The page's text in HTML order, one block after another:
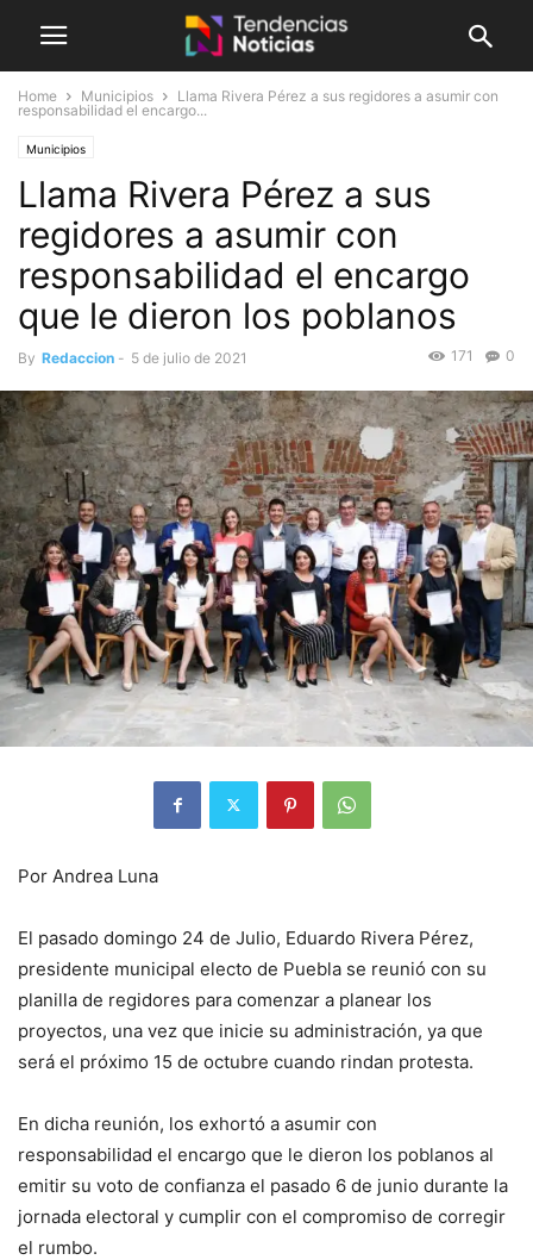
Home Municipios
Llama Rivera Pérez a sus regidores a asumir con
responsabilidad el encargo...
Municipios
Llama Rivera Pérez a sus
regidores a asumir con
responsabilidad el encargo
que le dieron los poblanos
By Redaccion - 5 de julio de 2021 0
171
Por Andrea Luna
El pasado domingo 24 de Julio, Eduardo Rivera Pérez,
presidente municipal electo de Puebla se reunió con su
planilla de regidores para comenzar a planear los
proyectos, una vez que inicie su administración, ya que
será el próximo 15 de octubre cuando rindan protesta.
En dicha reunión, los exhortó a asumir con
responsabilidad el encargo que le dieron los poblanos al
emitir su voto de confianza el pasado 6 de junio durante la
jornada electoral y cumplir con el compromiso de corregir
el rumbo.